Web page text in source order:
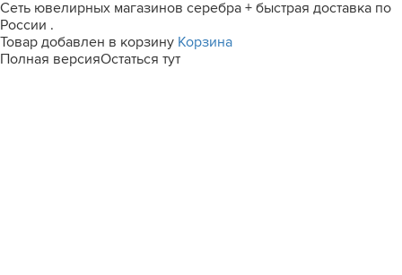
Сеть ювелирных магазинов серебра + быстрая доставка по
России .
Товар добавлен в корзину Корзина
Полная версияОстаться тут